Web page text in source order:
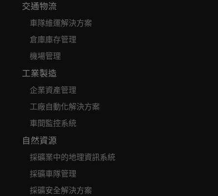
交通物流
車隊維運解決方案
倉庫庫存管理
機場管理
工業製造
企業資產管理
工廠自動化解決方案
車間監控系統
自然資源
採礦業中的地理資訊系統
採礦車隊管理
採礦安全解決方案